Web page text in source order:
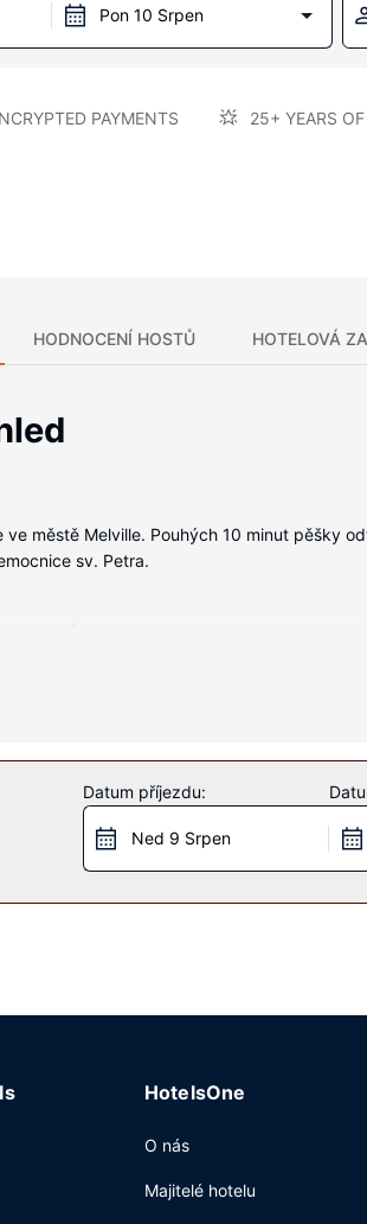
Pon 10 Srpen
PAYMENTS 25+ YEARS
HODNOCENÍ HOSTŮ HOTELOVÁ
ve městě Melville. Pouhých 10 minut pěšky
sv. Petra.
plochou obrazovkou, která nabízí kabelové
společenský sál a prodejní automat.
nabídne snack bar / lahůdky. Denně od
Datum příjezdu:
Ned 9 Srpen
HotelsOne
O nás
Majitelé hotelu